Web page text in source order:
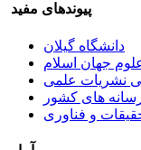
پیوندهای مفید
دانشگاه گیلان
جهان اسلام
نشریات علمی
های کشور
و فناوری